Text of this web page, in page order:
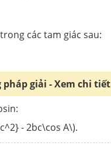
các tam giác sau:
pháp giải - Xem chi tiết
- 2bc\cos A\).